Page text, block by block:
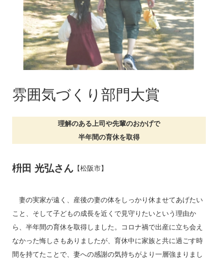
雰囲気づくり部門大賞
理解のある上司や先輩のおかげで
半年間の育休を取得
枡田 光弘さん【松阪市】
妻の実家が遠く、産後の妻の体をしっかり休ませてあげたい
こと、そして子どもの成長を近くで見守りたいという理由か
ら、半年間の育休を取得しました。コロナ禍で出産に立ち会え
なかった悔しさもありましたが、育休中に家族と共に過ごす時
間を持てたことで、妻への感謝の気持ちがより一層強まりまし